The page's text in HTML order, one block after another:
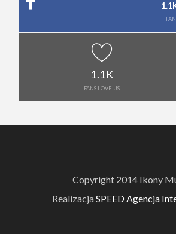
1.1K
FANS LOVE US
Copyright 2014 Ikony
RealizacjaSPEED Agencja